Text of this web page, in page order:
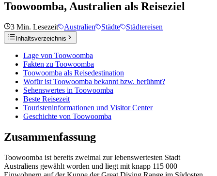
Toowoomba, Australien als Reiseziel
3 Min. Lesezeit Australien Städte Städtereisen
Inhaltsverzeichnis
Lage von Toowoomba
Fakten zu Toowoomba
Toowoomba als Reisedestination
Wofür ist Toowoomba bekannt bzw. berühmt?
Sehenswertes in Toowoomba
Beste Reisezeit
Touristeninformationen und Visitor Center
Geschichte von Toowoomba
Zusammenfassung
Toowoomba ist bereits zweimal zur lebenswertesten Stadt
Australiens gewählt worden und liegt mit knapp 115 000